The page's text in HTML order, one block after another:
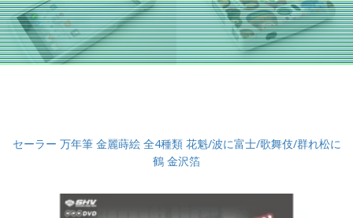
セーラー 万年筆 金麗蒔絵 全4種類 花魁/波に富士/歌舞伎/群れ松に
鶴 金沢箔